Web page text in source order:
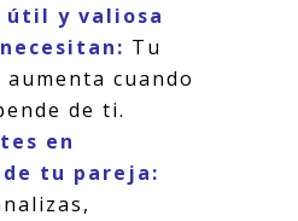
útil y valiosa
Tu
cuando
de ti.
en
tu pareja: